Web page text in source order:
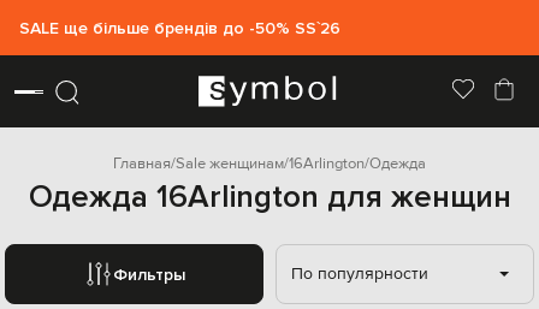
SALE ще більше брендів до -50% SS`26
Главная Sale женщинам 16Arlington Одежда
Одежда 16Arlington для женщин
Фильтры По популярности